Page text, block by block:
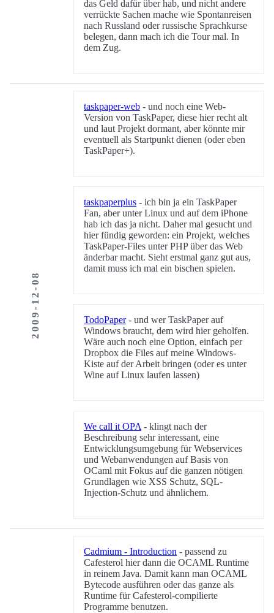
das Geld dafür über hab, und nicht andere
verrückte Sachen mache wie Spontanreisen
nach Russland oder russische Sprachkurse
belegen, dann mach ich die Tour mal. In
dem Zug.
2009-12-08
taskpaper-web - und noch eine Web-
Version von TaskPaper, diese hier recht alt
und laut Projekt dormant, aber könnte mir
eventuell als Startpunkt dienen (oder eben
TaskPaper+).
taskpaperplus - ich bin ja ein TaskPaper
Fan, aber unter Linux und auf dem iPhone
hab ich das ja nicht. Daher mal gesucht und
hier fündig geworden: ein Projekt, welches
TaskPaper-Files unter PHP über das Web
änderbar macht. Sieht erstmal ganz gut aus,
damit muss ich mal ein bischen spielen.
TodoPaper- und wer TaskPaper auf
Windows braucht, dem wird hier geholfen.
Wäre auch noch eine Option, einfach per
Dropbox die Files auf meine Windows-
Kiste auf der Arbeit bringen (oder es unter
Wine auf Linux laufen lassen)
We call it OPA - klingt nach der
Beschreibung sehr interessant, eine
Entwicklungsumgebung für Webservices
und Webanwendungen auf Basis von
OCaml mit Fokus auf die ganzen nötigen
Grundlagen wie XSS Schutz, SQL-
Injection-Schutz und ähnlichem.
Cadmium - Introduction - passend zu
Cafesterol hier dann die OCAML Runtime
in reinem Java. Damit kann man OCAML
Bytecode ausführen oder das ganze als
Runtime für Cafesterol-compilierte
Programme benutzen.